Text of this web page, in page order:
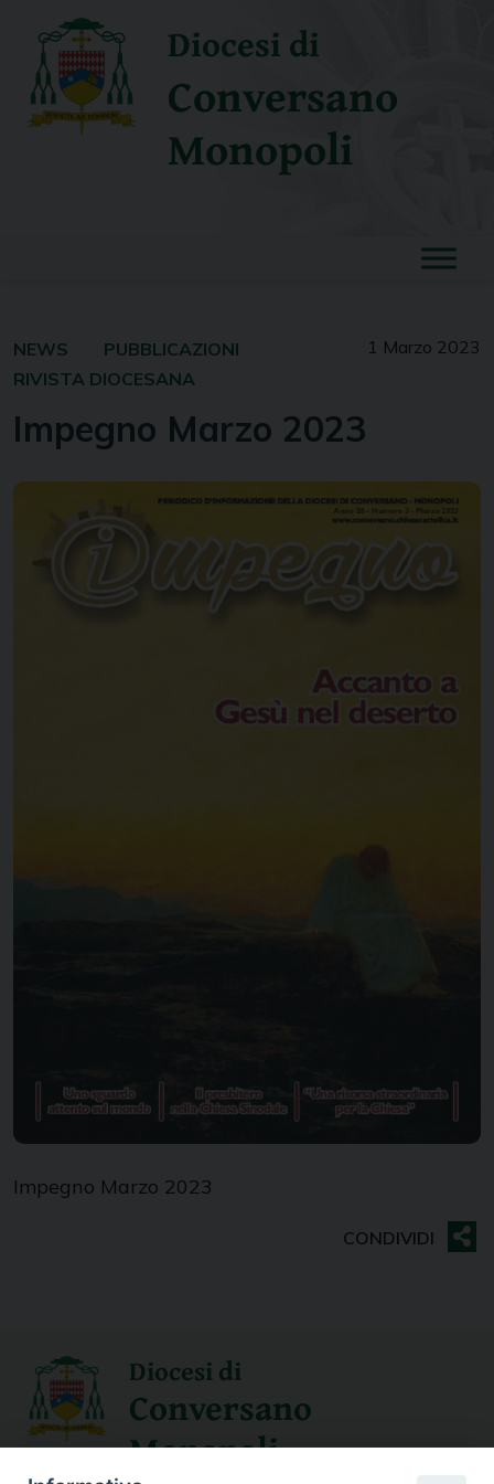
content
Diocesi di
Conversano
Monopoli
1 Marzo 2023
NEWS
PUBBLICAZIONI
RIVISTA DIOCESANA
Impegno Marzo 2023
Impegno Marzo 2023
Diocesi di
Conversano
Monopoli